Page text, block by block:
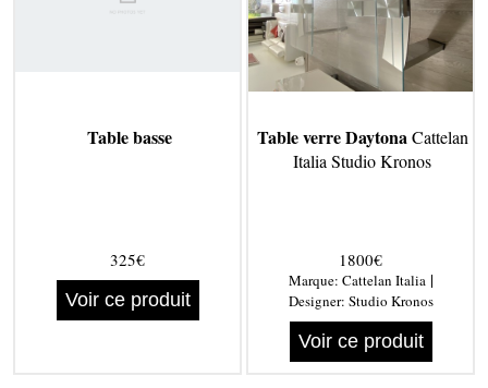
Table basse
325€
Voir ce produit
Table verre DaytonaCattelan
Italia Studio Kronos
1800€
Marque: Cattelan Italia|
Designer: Studio Kronos
Voir ce produit